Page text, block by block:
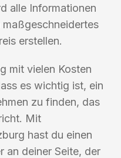
alle Informationen
erstellen.
mit vielen Kosten
es wichtig ist, ein
zu finden, das
Mit
hast du einen
an deiner Seite, der